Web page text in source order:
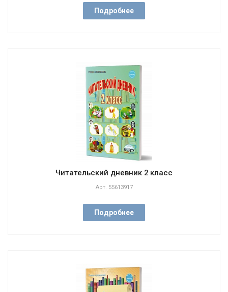
Подробнее
Читательский дневник 2 класс
Арт. 55613917
Подробнее